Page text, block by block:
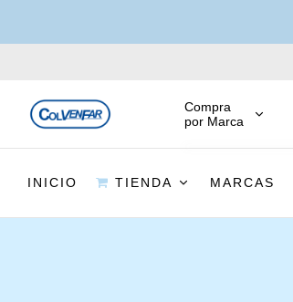
Compra
por Marca
INICIO TIENDA MARCAS